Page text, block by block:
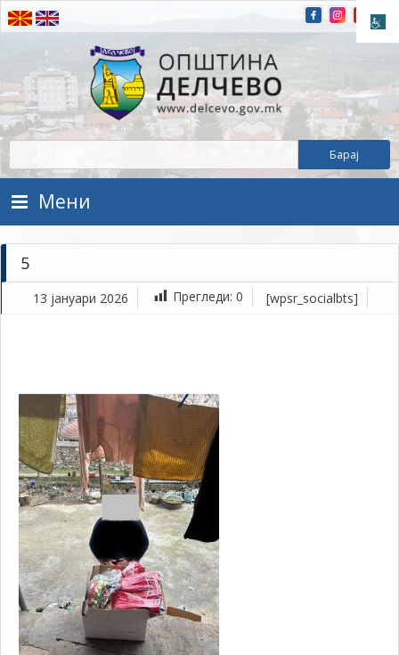
Прескокнете на содржината
Општина Делчево
Општина Делчево
Мени
5
13 јануари 2026 Прегледи: 0 [wpsr_socialbts]